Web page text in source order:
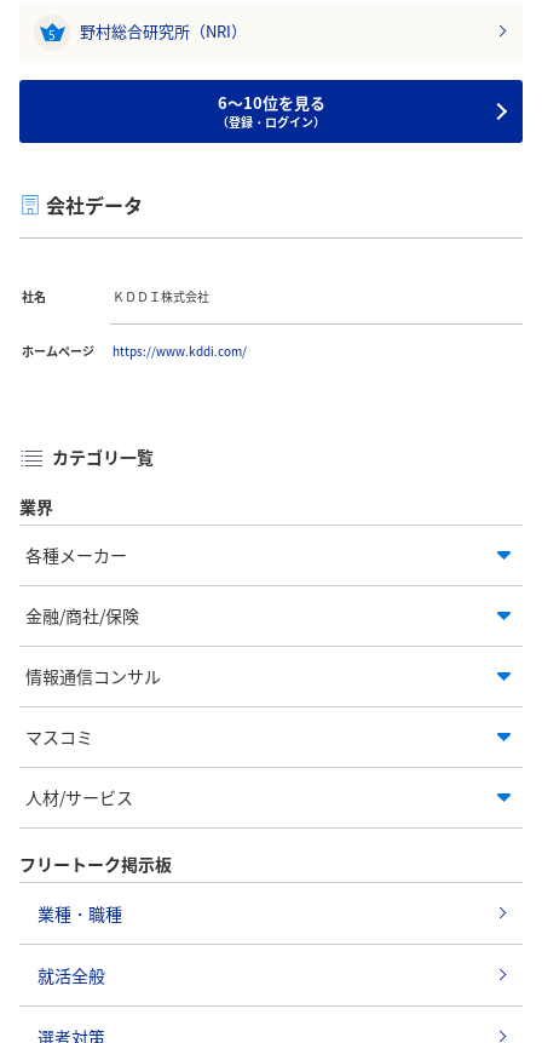
5 野村総合研究所（NRI）
6～10位を見る
（登録・ログイン）
会社データ
社名 ＫＤＤＩ株式会社
ホームページ https://www.kddi.com/
カテゴリ一覧
業界
各種メーカー
金融/商社/保険
情報通信コンサル
マスコミ
人材/サービス
フリートーク掲示板
業種・職種
就活全般
選考対策